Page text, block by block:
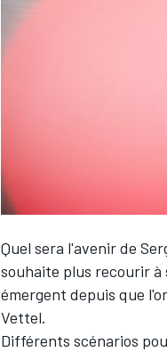
WEC
Quel sera l'avenir de
souhaite plus recourir à
émergent depuis que
Vettel.
Différents scénarios